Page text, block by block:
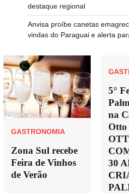
destaque regional
Anvisa proíbe canetas
vindas do Paraguai e alerta
GASTRONOMIA
Zona Sul recebe
Feira de Vinhos
de Verão
5°
na
30